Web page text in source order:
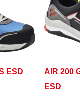
ESD
AIR 200
ESD